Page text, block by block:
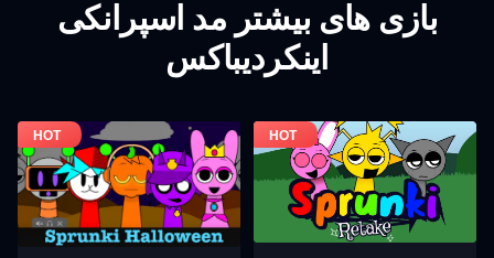
بازی های بیشتر مد اسپرانکی
اینکردیباکس